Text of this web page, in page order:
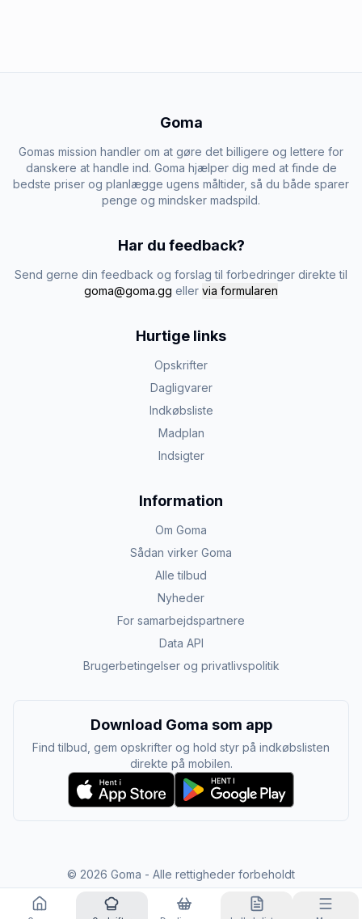
Goma
Gomas mission handler om at gøre det billigere og lettere for
danskere at handle ind. Goma hjælper dig med at finde de
bedste priser og planlægge ugens måltider, så du både sparer
penge og mindsker madspild.
Har du feedback?
Send gerne din feedback og forslag til forbedringer direkte til
goma@goma.gg eller via formularen
Hurtige links
Opskrifter
Dagligvarer
Indkøbsliste
Madplan
Indsigter
Information
Om Goma
Sådan virker Goma
Alle tilbud
Nyheder
For samarbejdspartnere
Data API
Brugerbetingelser og privatlivspolitik
Download Goma som app
Find tilbud, gem opskrifter og hold styr på indkøbslisten
direkte på mobilen.
© 2026 Goma - Alle rettigheder forbeholdt